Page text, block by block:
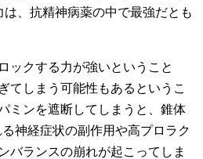
、抗精神病薬の中で最強だとも
ックする力が強いということ
てしまう可能性もあるというこ
ミンを遮断してしまうと、錐体
神経症状の副作用や高プロラク
バランスの崩れが起こってしま